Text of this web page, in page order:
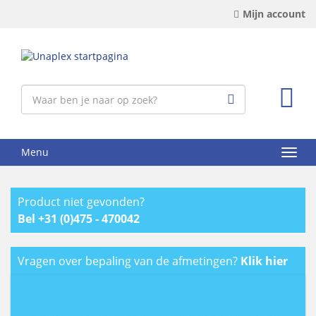
Mijn account
Menu
Product niet gevonden?
Bel +31 (0)475 - 470042
Vragen over bepaling van de afmetingen? Klik hier